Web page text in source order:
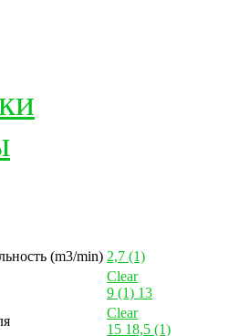
(m3/min) 2,7 (1)
Clear
9 (1) 13
Clear
15 18,5 (1)